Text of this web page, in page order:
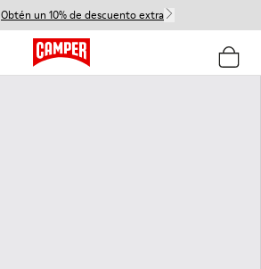
Obtén un 10% de descuento extra